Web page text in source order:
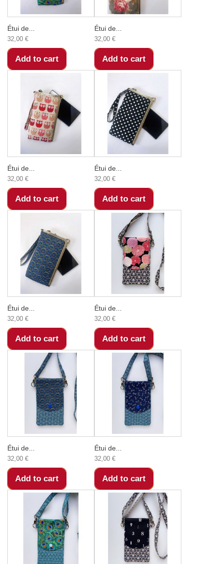
Étui de...
32,00 €
Add to cart
Étui de...
32,00 €
Add to cart
Étui de...
32,00 €
Add to cart
Étui de...
32,00 €
Add to cart
Étui de...
32,00 €
Add to cart
Étui de...
32,00 €
Add to cart
Étui de...
32,00 €
Add to cart
Étui de...
32,00 €
Add to cart